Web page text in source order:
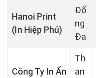
Hanoi Print
(In Hiệp Phú)
Đố
ng
Đa
Công Ty In Ấn
Th
an